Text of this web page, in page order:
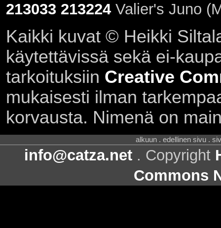
213033 213224Valier's Juno
Kaikki kuvat © Heikki
käytettävissä sekä ei-
tarkoituksiin Creative
mukaisesti ilman
korvausta. Nimenä on
alkuun . edellinen sivu .
info@catza.net . Copyright
Commons